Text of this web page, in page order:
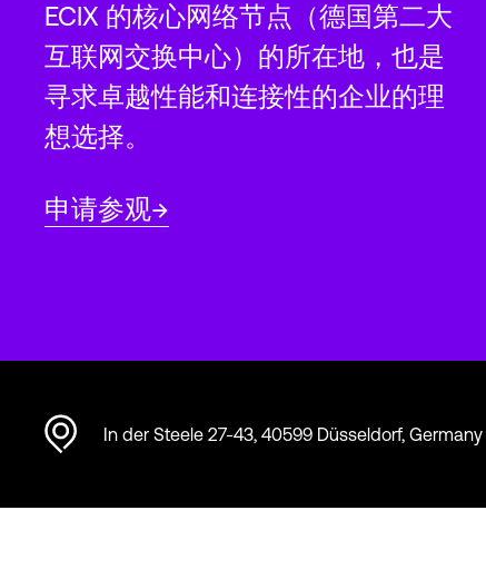
ECIX 的核心网络节点（德国第二大
互联网交换中心）的所在地，也是
寻求卓越性能和连接性的企业的理
想选择。
申请参观
In der Steele 27-43, 40599 Düsseldorf, Germany